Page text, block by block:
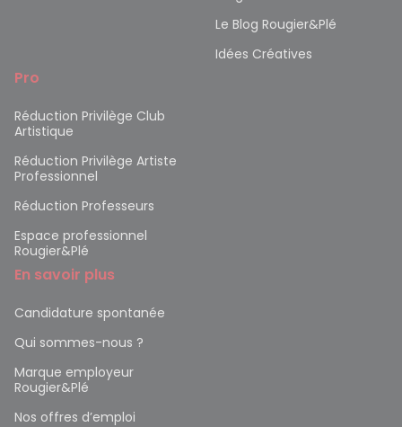
Le Blog Rougier&Plé
Idées Créatives
Pro
Réduction Privilège Club
Artistique
Réduction Privilège Artiste
Professionnel
Réduction Professeurs
Espace professionnel
Rougier&Plé
En savoir plus
Candidature spontanée
Qui sommes-nous ?
Marque employeur
Rougier&Plé
Nos offres d’emploi